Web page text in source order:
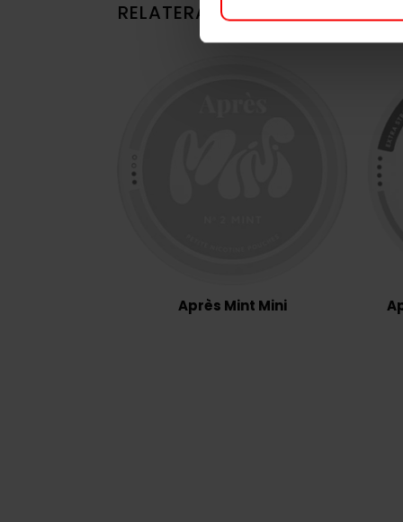
RELATERADE PRODUKTER
Après Mint Mini